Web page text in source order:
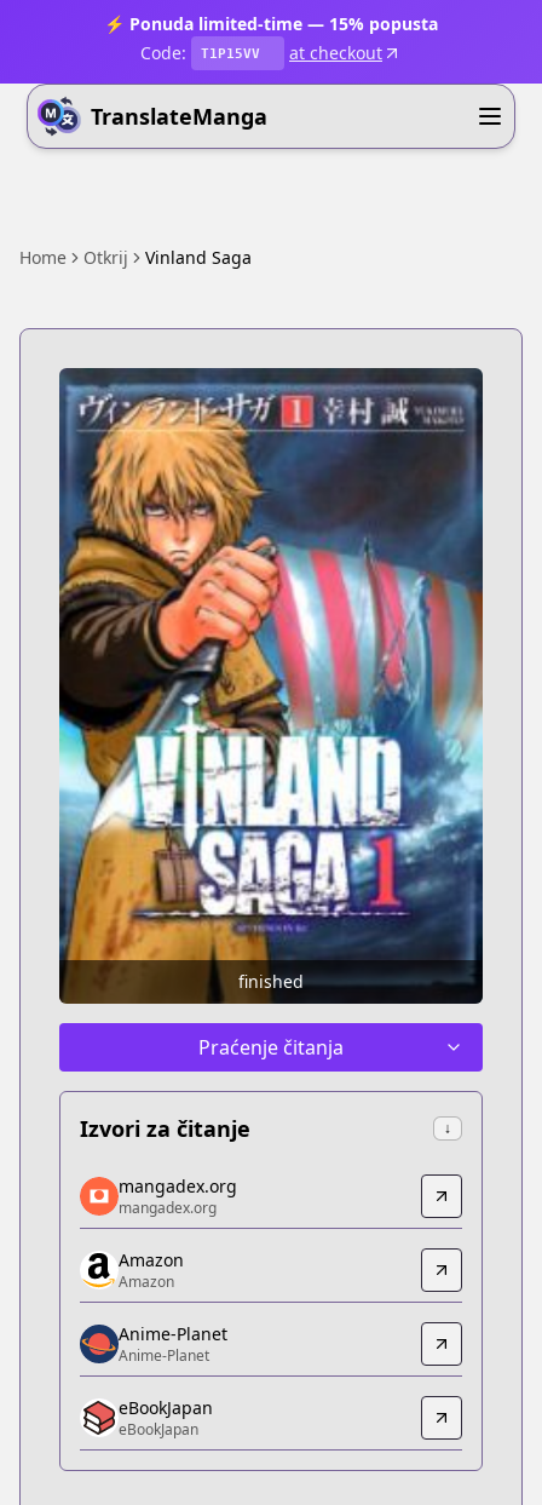
⚡ Ponuda limited-time — 15% popusta
Code:
T1P15VV at checkout
TranslateManga
Home Otkrij Vinland Saga
finished
Praćenje čitanja
Izvori za čitanje ↓
mangadex.org
mangadex.org
https://mangadex.org/title/5d1fc77e-706a-4fc5-
Amazon
Amazon
https://www.amazon.co.jp/dp/B074C9PB88
Anime-Planet
Anime-Planet
https://www.anime-planet.com/manga/vinland-
eBookJapan
eBookJapan
mangadex.org
mangadex.org
Amazon
Amazon
Anime-Planet
Anime-Planet
eBookJapan
eBookJapan